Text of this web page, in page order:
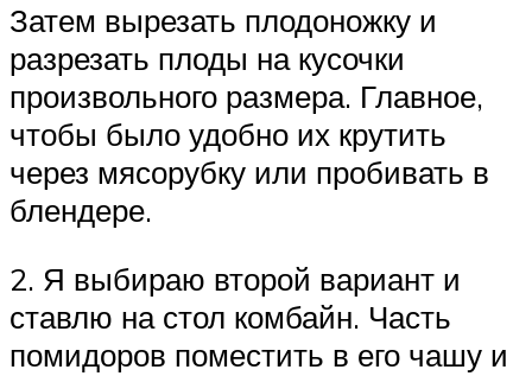
Затем вырезать плодоножку и
разрезать плоды на кусочки
произвольного размера. Главное,
чтобы было удобно их крутить
через мясорубку или пробивать в
блендере.
2. Я выбираю второй вариант и
ставлю на стол комбайн. Часть
помидоров поместить в его чашу и